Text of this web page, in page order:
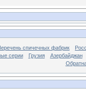
спичечных фабрик
серии Грузия
Азербайджан